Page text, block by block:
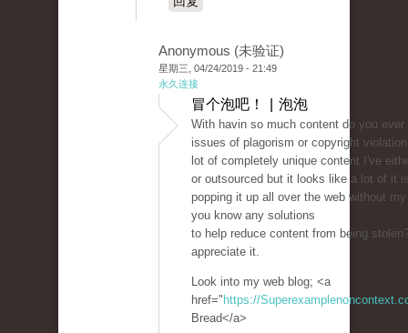
Anonymous (未验证)
星期三, 04/24/2019 - 21:49
永久连接
冒个泡吧！ | 泡泡
With havin so much content do you ever
issues of plagorism or copyright
lot of completely unique content I've
or outsourced but it looks like a lot of it
popping it up all over the web without
you know any solutions
to help reduce content from being
appreciate it.
Look into my web blog; <a
href=" https://
Bread</a>